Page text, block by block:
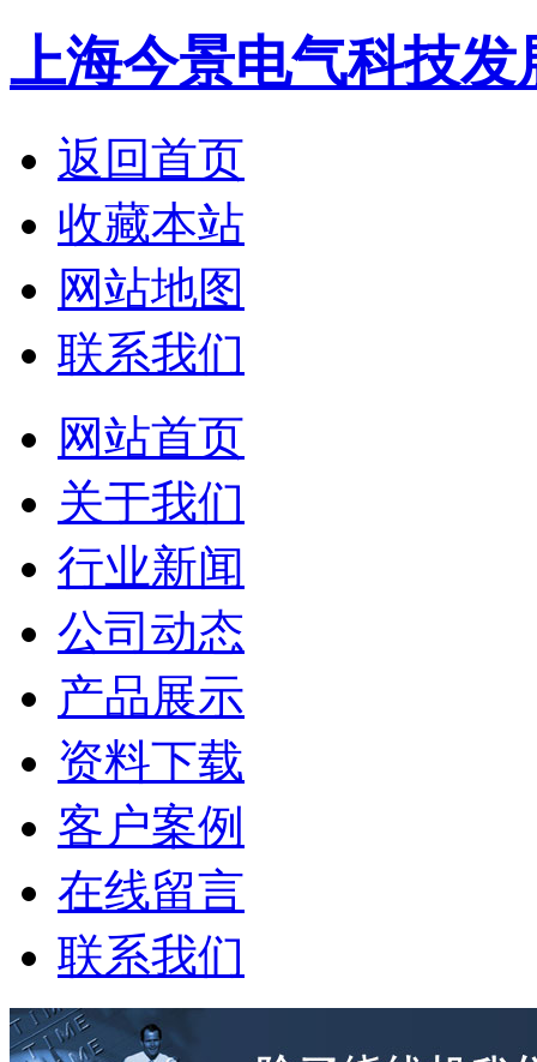
上海今景电气科技发
返回首页
收藏本站
网站地图
联系我们
网站首页
关于我们
行业新闻
公司动态
产品展示
资料下载
客户案例
在线留言
联系我们